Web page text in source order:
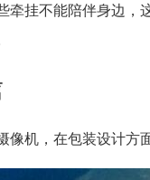
牵挂不能陪伴身边，
像机，在包装设计方